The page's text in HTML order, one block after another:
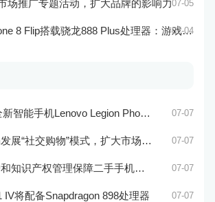
场推广专题活动，扩大品牌的影响力07-05
8 Flip搭载骁龙888 Plus处理器：游戏性能更佳07-04
能手机Lenovo Legion Phone 3 Pro 07-07
交购物”模式，扩大市场的社会影响力和威望度 07-07
管理保障二手手机市场的知识产权安全和市场稳定 07-07
IV将配备Snapdragon 898处理器 07-07